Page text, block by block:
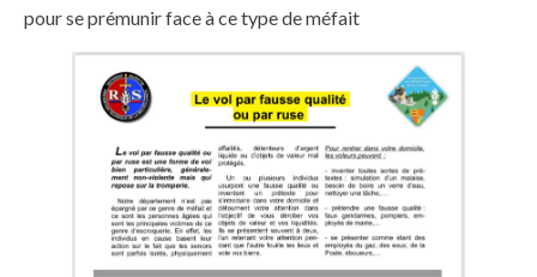
pour se prémunir face à ce type de méfait